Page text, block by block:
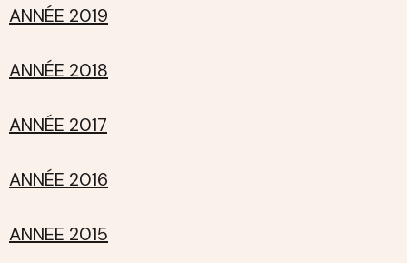
ANNÉE 2019
ANNÉE 2018
ANNÉE 2017
ANNÉE 2016
ANNEE 2015